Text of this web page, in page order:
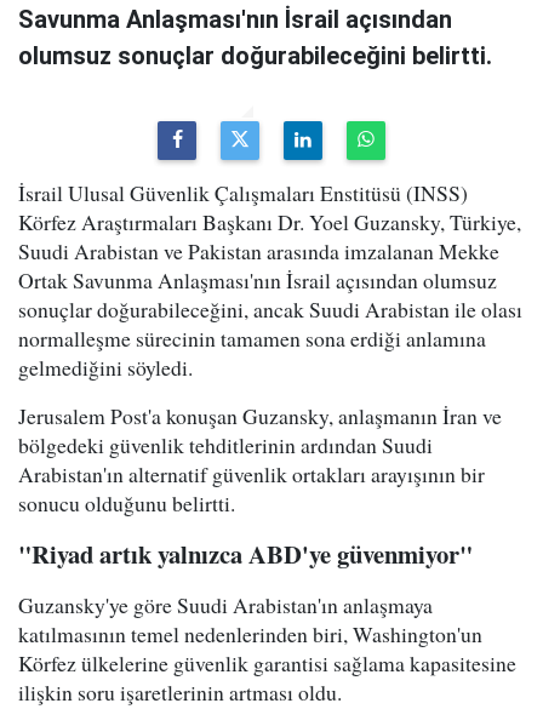
Savunma Anlaşması'nın İsrail açısından
olumsuz sonuçlar doğurabileceğini belirtti.
İsrail Ulusal Güvenlik Çalışmaları Enstitüsü (INSS)
Körfez Araştırmaları Başkanı Dr. Yoel Guzansky, Türkiye,
Suudi Arabistan ve Pakistan arasında imzalanan Mekke
Ortak Savunma Anlaşması'nın İsrail açısından olumsuz
sonuçlar doğurabileceğini, ancak Suudi Arabistan ile olası
normalleşme sürecinin tamamen sona erdiği anlamına
gelmediğini söyledi.
Jerusalem Post'a konuşan Guzansky, anlaşmanın İran ve
bölgedeki güvenlik tehditlerinin ardından Suudi
Arabistan'ın alternatif güvenlik ortakları arayışının bir
sonucu olduğunu belirtti.
"Riyad artık yalnızca ABD'ye güvenmiyor"
Guzansky'ye göre Suudi Arabistan'ın anlaşmaya
katılmasının temel nedenlerinden biri, Washington'un
Körfez ülkelerine güvenlik garantisi sağlama kapasitesine
ilişkin soru işaretlerinin artması oldu.